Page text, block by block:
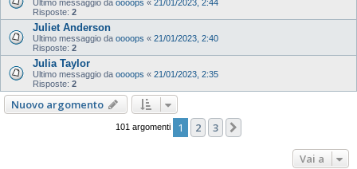
Ultimo messaggio da oooops « 21/01/2023, 2:44
Risposte: 2
Juliet Anderson
Ultimo messaggio da oooops « 21/01/2023, 2:40
Risposte: 2
Julia Taylor
Ultimo messaggio da oooops « 21/01/2023, 2:35
Risposte: 2
Nuovo argomento
101 argomenti 1 2 3
Vai a